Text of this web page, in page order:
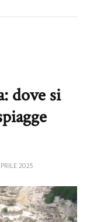
dove si
2025